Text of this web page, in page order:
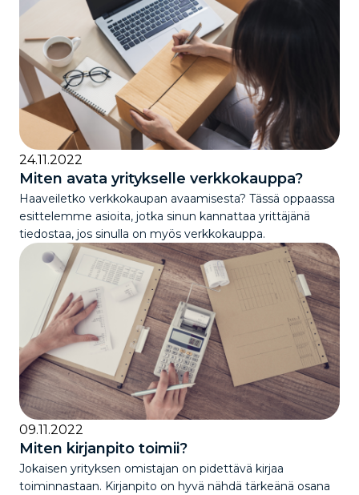
24.11.2022
Miten avata yritykselle verkkokauppa?
Haaveiletko verkkokaupan avaamisesta? Tässä oppaassa
esittelemme asioita, jotka sinun kannattaa yrittäjänä
tiedostaa, jos sinulla on myös verkkokauppa.
09.11.2022
Miten kirjanpito toimii?
Jokaisen yrityksen omistajan on pidettävä kirjaa
toiminnastaan. Kirjanpito on hyvä nähdä tärkeänä osana